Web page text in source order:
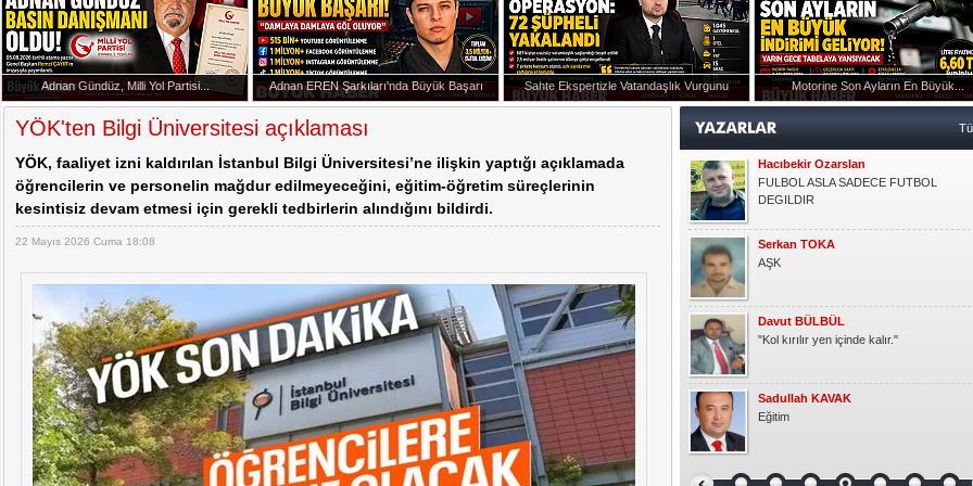
Adnan Gündüz, Milli Yol Partisi... Adnan EREN Şarkıları'nda Büyük Başarı Sahte Ekspertizle Vatandaşlık Vurgunu Motorine Son Ayların En Büyük...
YÖK'ten Bilgi Üniversitesi açıklaması
YÖK, faaliyet izni kaldırılan İstanbul Bilgi Üniversitesi’ne ilişkin yaptığı açıklamada
öğrencilerin ve personelin mağdur edilmeyeceğini, eğitim-öğretim süreçlerinin
kesintisiz devam etmesi için gerekli tedbirlerin alındığını bildirdi.
22 Mayıs 2026 Cuma 18:08
Davut BÜLBÜL
"Kol kırılır yen içinde kalır."
Sadullah KAVAK
Oğuz GÜMÜŞ
MUHACİR
Murat AKILLI
MERHABA
Şennur ROTA
Seksin Kumaşı
Abdulkadir YILMAZ
HER KONUYU ŞİDDETLE ÇÖZMEYE